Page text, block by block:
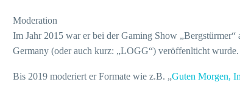
Moderation
Im Jahr 2015 war er bei der Gaming Show
Germany (oder auch kurz: „LOGG“) veröffenlticht wurde.
Bis 2019 moderiert er Formate wie z.B. „Guten Morgen,